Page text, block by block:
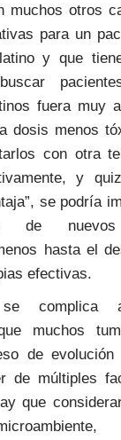
muchos otros
para un
y que
fuera muy
dosis menos
con otra
y
se podría
de
hasta el
efectivas.
se
muchos
de evolución
de múltiples
que